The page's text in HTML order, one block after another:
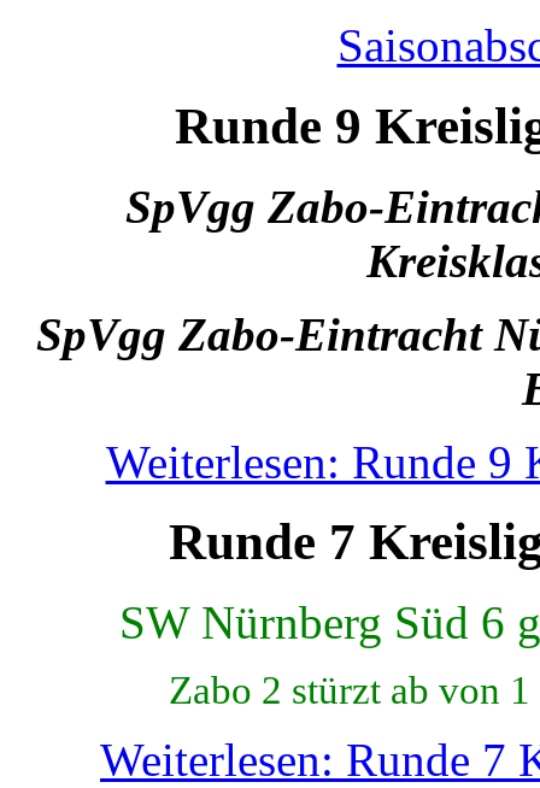
Runde 9
SpVgg Zabo-
SpVgg Zabo-Eintracht
Weiterlesen: Runde 9
Runde 7
SW Nürnberg Süd 6
Zabo 2 stürzt ab von
Weiterlesen: Runde 7